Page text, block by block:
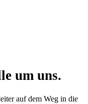
um uns.
auf dem Weg in die